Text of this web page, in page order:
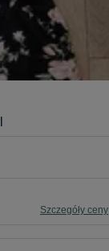
Szczegóły ceny